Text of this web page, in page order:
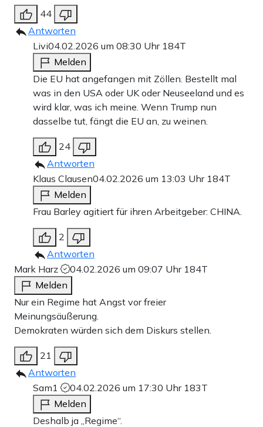
44
Antworten
Livi04.02.2026 um 08:30 Uhr 184T
Melden
Die EU hat angefangen mit Zöllen. Bestellt mal
was in den USA oder UK oder Neuseeland und es
wird klar, was ich meine. Wenn Trump nun
dasselbe tut, fängt die EU an, zu weinen.
24
Antworten
Klaus Clausen04.02.2026 um 13:03 Uhr 184T
Melden
Frau Barley agitiert für ihren Arbeitgeber: CHINA.
2
Antworten
Mark Harz
04.02.2026 um 09:07 Uhr 184T
Melden
Nur ein Regime hat Angst vor freier
Meinungsäußerung.
Demokraten würden sich dem Diskurs stellen.
21
Antworten
Sam1
04.02.2026 um 17:30 Uhr 183T
Melden
Deshalb ja „Regime“.